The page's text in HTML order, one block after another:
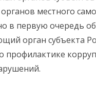
местного
в первую очередь
орган субъекта
профилактике